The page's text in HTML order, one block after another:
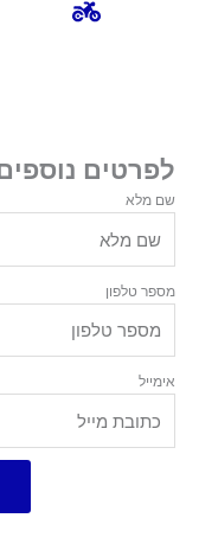
לפרטים
שם מלא
מספר טלפון
אימייל